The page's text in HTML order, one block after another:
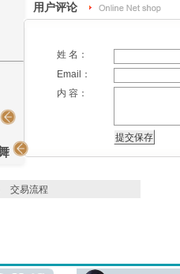
用户评论
姓 名：
Email：
内 容：
交易流程